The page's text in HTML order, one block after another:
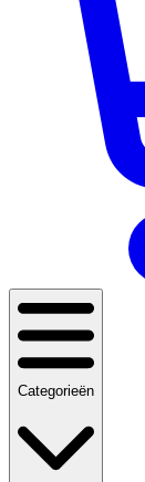
Categorieën